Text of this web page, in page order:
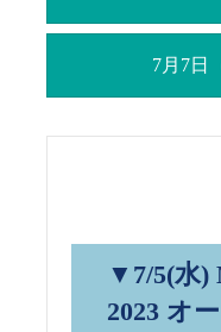
7月7日
▼7/5(水)
2023 オ